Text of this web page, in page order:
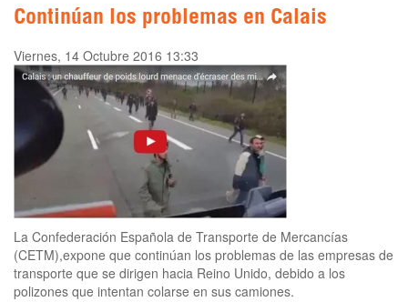
Continúan los problemas en Calais
Viernes, 14 Octubre 2016 13:33
La Confederación Española de Transporte de Mercancías
(CETM),expone que continúan los problemas de las empresas de
transporte que se dirigen hacia Reino Unido, debido a los
polizones que intentan colarse en sus camiones.